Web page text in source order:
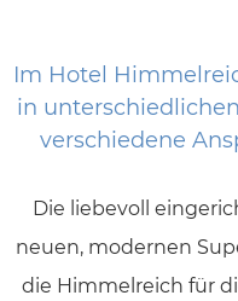
Im Hotel
in
verschiedene
Die liebevoll
neuen, modernen
die Himmelreich für